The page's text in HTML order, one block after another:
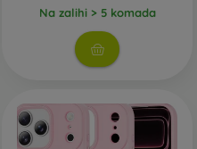
Na zalihi > 5 komada